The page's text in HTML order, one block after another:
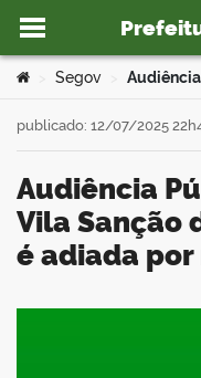
Ir para o conteúdo
portal
Você está aqui:
Segov
Audiência Pública do PPA na
Vila Sanção
é adiada
publicado: 12/07/2025